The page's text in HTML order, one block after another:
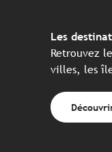
Les
Retrouvez
villes, les